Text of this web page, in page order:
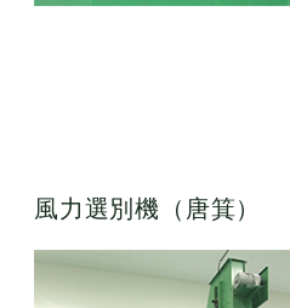
風力選別機（唐箕）